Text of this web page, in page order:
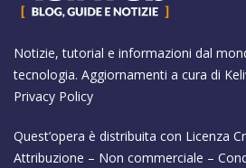
Notizie, tutorial e informazioni dal
tecnologia. Aggiornamenti a cura di
Privacy Policy
Quest’opera è distribuita con Licenza
Attribuzione – Non commerciale –